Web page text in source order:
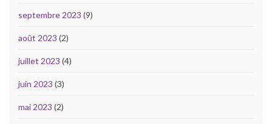
septembre 2023 (9)
août 2023 (2)
juillet 2023 (4)
juin 2023 (3)
mai 2023 (2)